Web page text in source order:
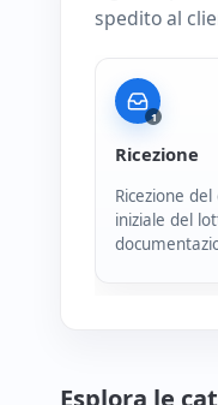
spedito al
1
Ricezione
Ricezione
iniziale del
Esplora le